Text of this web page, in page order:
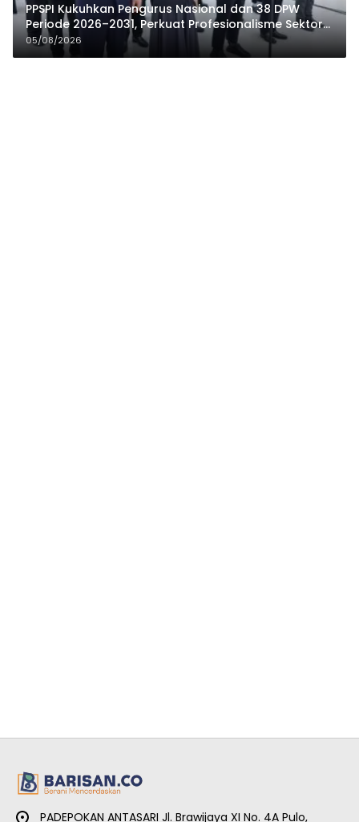
PPSPI Kukuhkan Pengurus Nasional dan 38 DPW
Periode 2026–2031, Perkuat Profesionalisme Sektor
Publik
05/08/2026
PADEPOKAN ANTASARI Jl. Brawijaya XI No. 4A Pulo,